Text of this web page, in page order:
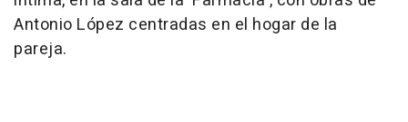
Antonio López centradas en el hogar de la
pareja.